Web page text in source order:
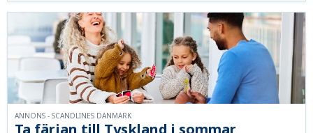
ANNONS - SCANDLINES DANMARK